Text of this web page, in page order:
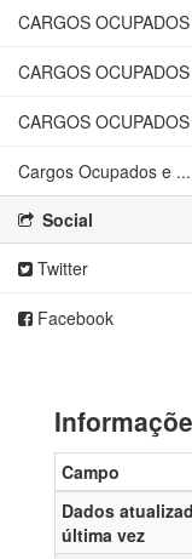
CARGOS
CARGOS
CARGOS
Cargos Ocupados e ...
Social
Twitter
Facebook
Campo
Dados
última vez